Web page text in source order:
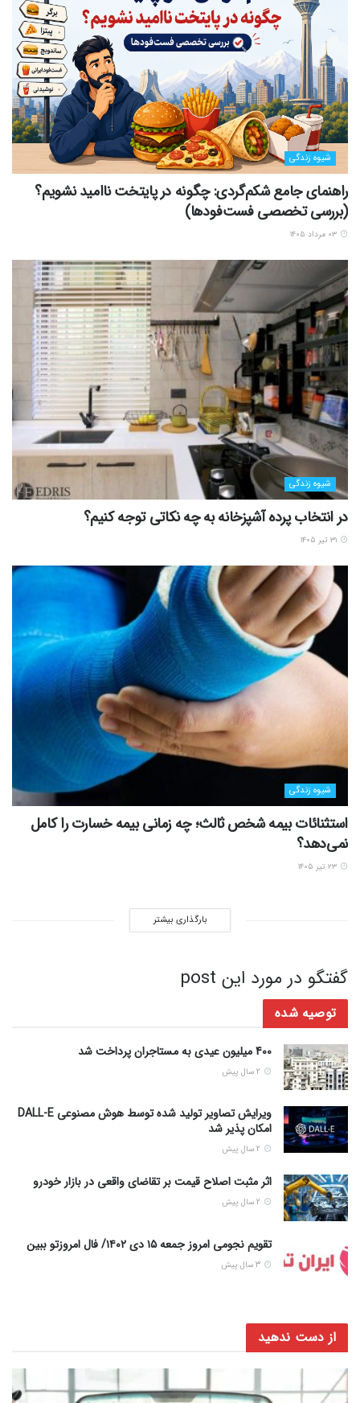
شیوه زندگی
راهنمای جامع شکم‌گردی: چگونه در پایتخت ناامید نشویم؟
(بررسی تخصصی فست‌فودها)
شیوه زندگی
در انتخاب پرده آشپزخانه به چه نکاتی توجه کنیم؟
شیوه زندگی
استثنائات بیمه شخص ثالث؛ چه زمانی بیمه خسارت را کامل
نمی‌دهد؟
بارگذاری بیشتر
گفتگو در مورد این post
توصیه شده
400 میلیون عیدی به مستاجران پرداخت شد
ویرایش تصاویر تولید شده توسط هوش مصنوعی DALL-E
امکان پذیر شد
اثر مثبت اصلاح قیمت بر تقاضای واقعی در بازار خودرو
تقویم نجومی امروز جمعه ۱۵ دی ۱۴۰۲/ فال امروزتو ببین
از دست ندهید